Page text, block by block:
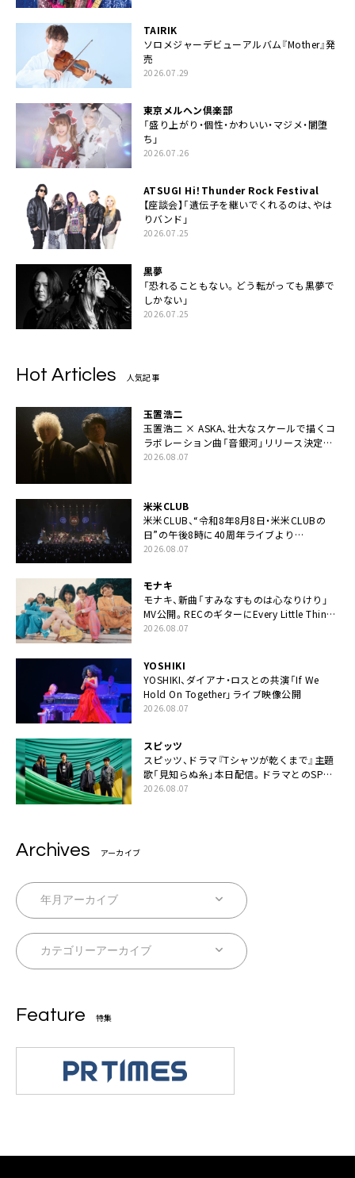
TAIRIK
ソロメジャーデビューアルバム『Mother』発
売
2026.07.29
東京メルヘン倶楽部
「盛り上がり・個性・かわいい・マジメ・闇堕
ち」
2026.07.26
ATSUGI Hi！Thunder Rock Festival
【座談会】「遺伝子を継いでくれるのは、やは
りバンド」
2026.07.25
黒夢
「恐れることもない。どう転がっても黒夢で
しかない」
2026.07.25
Hot Articles 人気記事
玉置浩二
玉置浩二 × ASKA、壮大なスケールで描くコ
ラボレーション曲「音銀河」リリース決定。
カップリングには新曲「命の宿り」収録も
2026.08.07
米米CLUB
米米CLUB、“令和8年8月8日・米米CLUBの
日”の午後8時に40周年ライブより
「FANtachy medley」を88年限定公開
2026.08.07
モナキ
モナキ、新曲「すみなすものは心なりけり」
MV公開。RECのギターにEvery Little Thing・
伊藤一朗参加も
2026.08.07
YOSHIKI
YOSHIKI、ダイアナ・ロスとの共演「If We
Hold On Together」ライブ映像公開
2026.08.07
スピッツ
スピッツ、ドラマ『Tシャツが乾くまで』主題
歌「見知らぬ糸」本日配信。ドラマとのSPコ
ラボムービー公開も
2026.08.07
Archives アーカイブ
Feature 特集